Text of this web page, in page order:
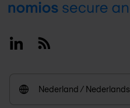
Footer
LinkedinRSS
Nederland / Nederlands